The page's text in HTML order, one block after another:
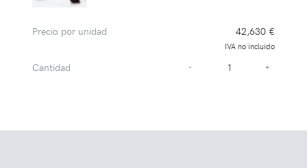
Precio por unidad 42,630 €
IVA no incluido
Cantidad - +